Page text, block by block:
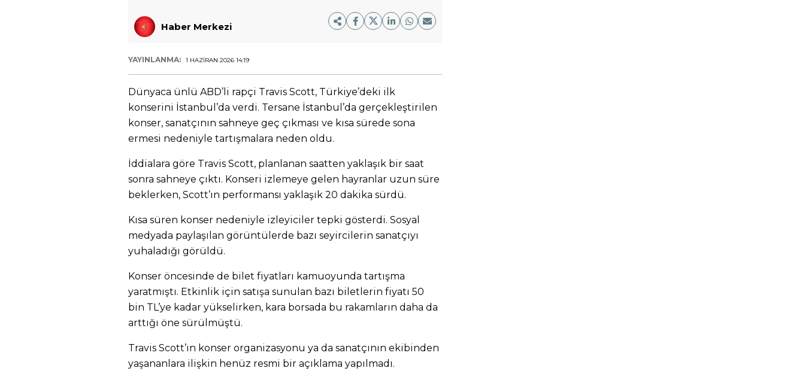
Haber Merkezi
YAYINLANMA: 1 HAZIRAN 2026 14:19
Dünyaca ünlü ABD’li rapçi Travis Scott, Türkiye’deki ilk
konserini İstanbul’da verdi. Tersane İstanbul’da gerçekleştirilen
konser, sanatçının sahneye geç çıkması ve kısa sürede sona
ermesi nedeniyle tartışmalara neden oldu.
İddialara göre Travis Scott, planlanan saatten yaklaşık bir saat
sonra sahneye çıktı. Konseri izlemeye gelen hayranlar uzun süre
beklerken, Scott’ın performansı yaklaşık 20 dakika sürdü.
Kısa süren konser nedeniyle izleyiciler tepki gösterdi. Sosyal
medyada paylaşılan görüntülerde bazı seyircilerin sanatçıyı
yuhaladığı görüldü.
Konser öncesinde de bilet fiyatları kamuoyunda tartışma
yaratmıştı. Etkinlik için satışa sunulan bazı biletlerin fiyatı 50
bin TL’ye kadar yükselirken, kara borsada bu rakamların daha da
arttığı öne sürülmüştü.
Travis Scott’ın konser organizasyonu ya da sanatçının ekibinden
yaşananlara ilişkin henüz resmi bir açıklama yapılmadı.